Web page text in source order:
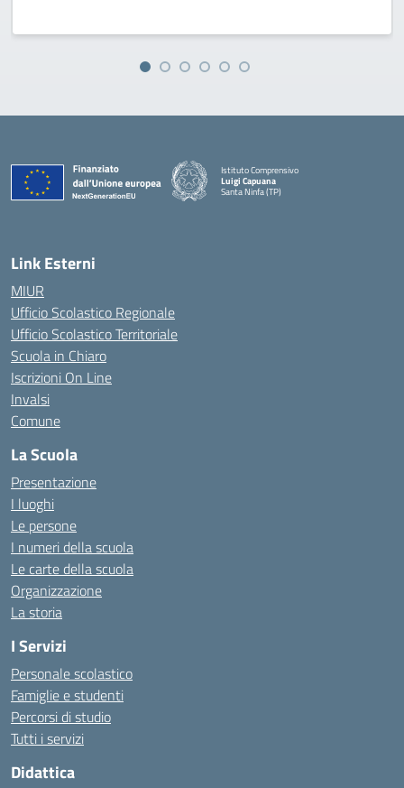
Istituto Comprensivo
Luigi Capuana
Santa Ninfa (TP)
Link Esterni
MIUR
Ufficio Scolastico Regionale
Ufficio Scolastico Territoriale
Scuola in Chiaro
Iscrizioni On Line
Invalsi
Comune
La Scuola
Presentazione
I luoghi
Le persone
I numeri della scuola
Le carte della scuola
Organizzazione
La storia
I Servizi
Personale scolastico
Famiglie e studenti
Percorsi di studio
Tutti i servizi
Didattica